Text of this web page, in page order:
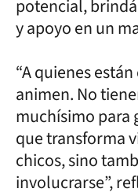
potencial,
y apoyo en un
“A quienes
animen. No
muchísimo para
que transforma
chicos, sino
involucrarse”,